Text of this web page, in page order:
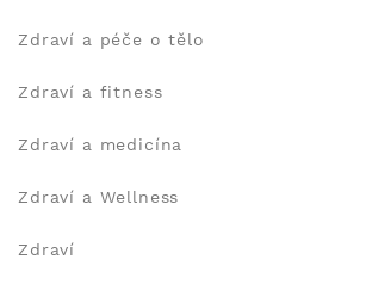
Zdraví a péče o tělo
Zdraví a fitness
Zdraví a medicína
Zdraví a Wellness
Zdraví